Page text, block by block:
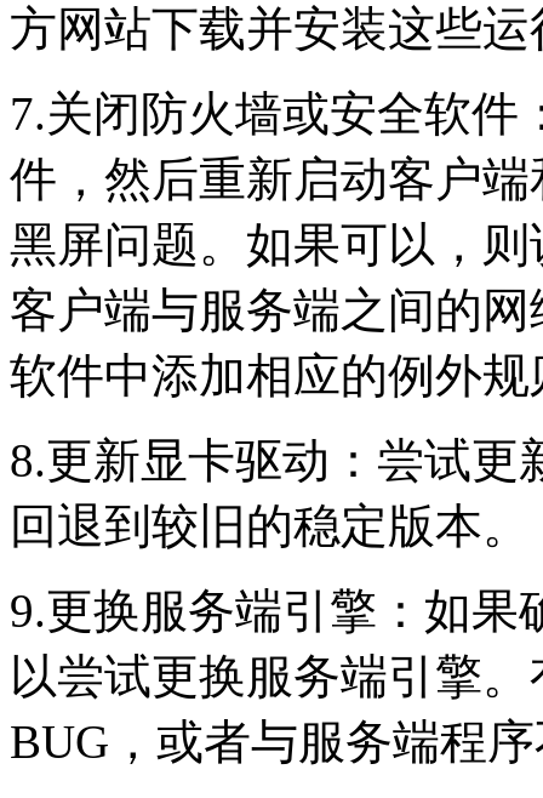
方网站下载并安装这些运
7.关闭防火墙或安全软
件，然后重新启动客户
黑屏问题。如果可以，
客户端与服务端之间的
软件中添加相应的例外规
8.更新显卡驱动：尝试
回退到较旧的稳定版本。
9.更换服务端引擎：如
以尝试更换服务端引擎
BUG，或者与服务端程